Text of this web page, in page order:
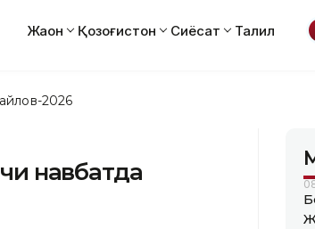
Жаҳон Қозоғистон Сиёсат Таҳлил
2026
навбатда